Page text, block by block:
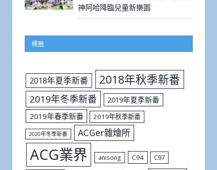
神阿哈降臨兒童新樂園
標籤
2018年夏季新番 2018年秋季新番
2019年冬季新番
2019年夏季新番
2019年春季新番
2019年秋季新番
2020年冬季新番 ACGer雜燴所
ACG業界 anisong C94 C97